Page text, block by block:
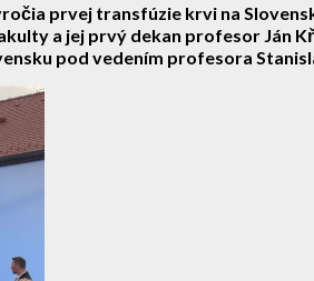
prvej transfúzie krvi na
a jej prvý dekan profesor Ján
pod vedením profesora